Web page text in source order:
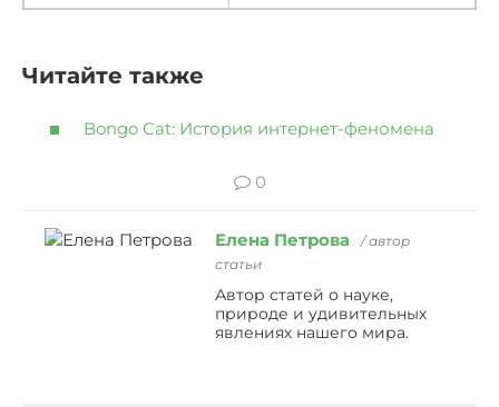
Читайте также
Bongo Cat: История интернет-феномена
0
Елена Петрова
/ автор
статьи
Автор статей о науке,
природе и удивительных
явлениях нашего мира.